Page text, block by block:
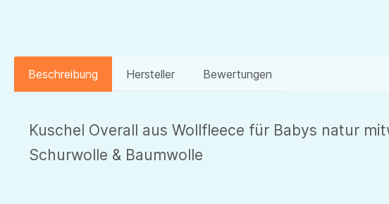
Beschreibung Hersteller Bewertungen
Kuschel Overall aus Wollfleece für Babys natur
Schurwolle & Baumwolle